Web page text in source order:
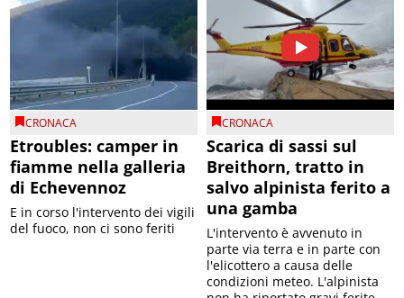
CRONACA
Etroubles: camper in
fiamme nella galleria
di Echevennoz
E in corso l'intervento dei vigili
del fuoco, non ci sono feriti
CRONACA
Scarica di sassi sul
Breithorn, tratto in
salvo alpinista ferito a
una gamba
L'intervento è avvenuto in
parte via terra e in parte con
l'elicottero a causa delle
condizioni meteo. L'alpinista